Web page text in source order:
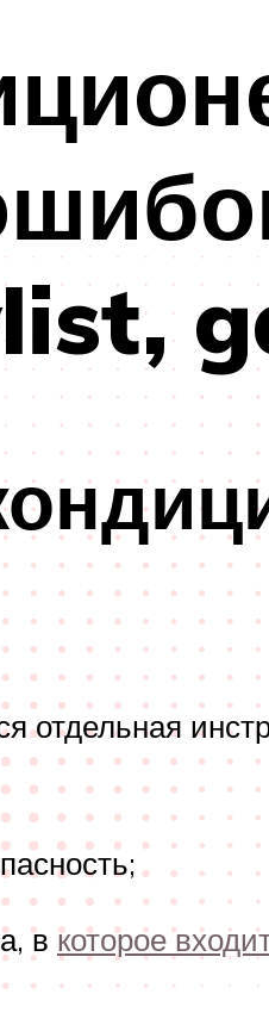
отдельная
в которое